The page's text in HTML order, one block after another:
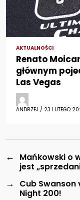
AKTUALNOŚCI
Renato
głównym
Las Vegas
ANDRZEJ / 23 LUTEGO
←
Mańkowski o
jest
→
Cub Swanson
Night 200!